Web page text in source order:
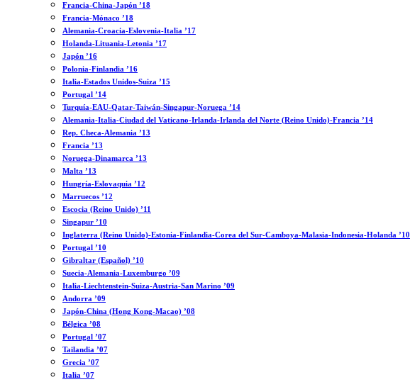
Francia-China-Japón ’18
Francia-Mónaco ’18
Alemania-Croacia-Eslovenia-Italia ’17
Holanda-Lituania-Letonia ’17
Japón ’16
Polonia-Finlandia ’16
Italia-Estados Unidos-Suiza ’15
Portugal ’14
Turquía-EAU-Qatar-Taiwán-Singapur-Noruega ’14
Alemania-Italia-Ciudad del Vaticano-Irlanda-Irlanda del Norte (Reino Unido)-Francia ’14
Rep. Checa-Alemania ’13
Francia ’13
Noruega-Dinamarca ’13
Malta ’13
Hungría-Eslovaquia ’12
Marruecos ’12
Escocia (Reino Unido) ’11
Singapur ’10
Inglaterra (Reino Unido)-Estonia-Finlandia-Corea del Sur-Camboya-Malasia-Indonesia-Holanda ’10
Portugal ’10
Gibraltar (Español) ’10
Suecia-Alemania-Luxemburgo ’09
Italia-Liechtenstein-Suiza-Austria-San Marino ’09
Andorra ’09
Japón-China (Hong Kong-Macao) ’08
Bélgica ’08
Portugal ’07
Tailandia ’07
Grecia ’07
Italia ’07